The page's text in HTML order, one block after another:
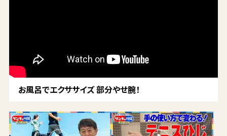
お風呂でエクササイズ 部分やせ腕！